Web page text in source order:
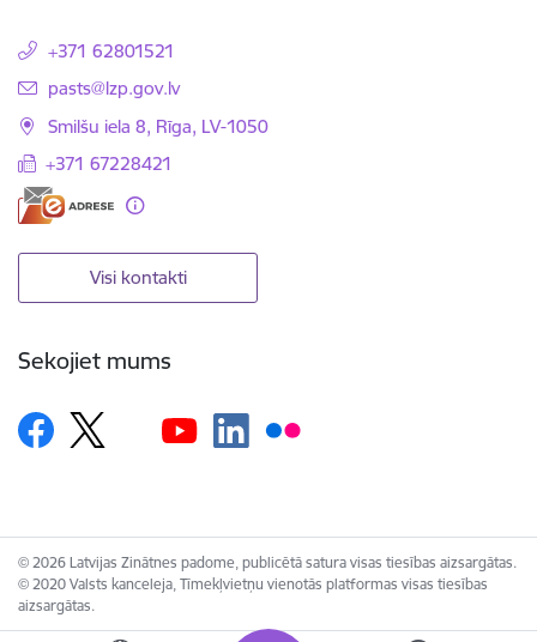
+371 62801521
E-pasts:
pasts@lzp.gov.lv
Smilšu iela 8, Rīga, LV-1050
+371 67228421
Visi kontakti
Sekojiet mums
© 2026 Latvijas Zinātnes padome, publicētā satura visas tiesības aizsargātas.
© 2020 Valsts kanceleja, Tīmekļvietņu vienotās platformas visas tiesības
aizsargātas.